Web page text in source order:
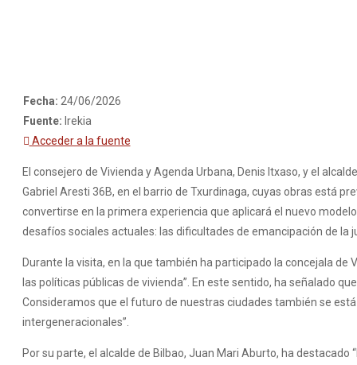
Fecha: 24/06/2026
Fuente: Irekia
Acceder a la fuente
El consejero de Vivienda y Agenda Urbana, Denis Itxaso, y el
Gabriel Aresti 36B, en el barrio de Txurdinaga, cuyas obras está
convertirse en la primera experiencia que aplicará el nuevo
desafíos sociales actuales: las dificultades de emancipación de
Durante la visita, en la que también ha participado la concejala
las políticas públicas de vivienda”. En este sentido, ha señalado
Consideramos que el futuro de nuestras ciudades también se
intergeneracionales”.
Por su parte, el alcalde de Bilbao, Juan Mari Aburto, ha